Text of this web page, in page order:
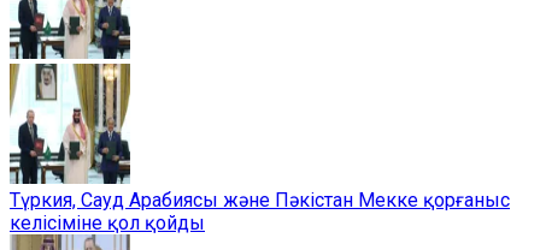
Түркия, Сауд Арабиясы және Пәкістан Мекке қорғаныс
келісіміне қол қойды